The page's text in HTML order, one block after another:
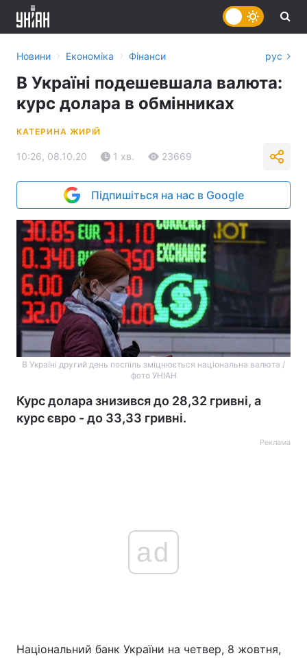
Новини › Економіка › Фінанси рус
В Україні подешевшала валюта:
курс долара в обмінниках
КАТЕРИНА ЖИРІЙ
10:26, 08.10.20 1 хв. 23669
Підпишіться на нас в Google
В Україні другий день поспіль зміцнюється національна валюта /
фото УНІАН
Курс долара знизився до 28,32 гривні, а
курс євро - до 33,33 гривні.
Реклама
ad
Національний банк України на четвер, 8 жовтня,